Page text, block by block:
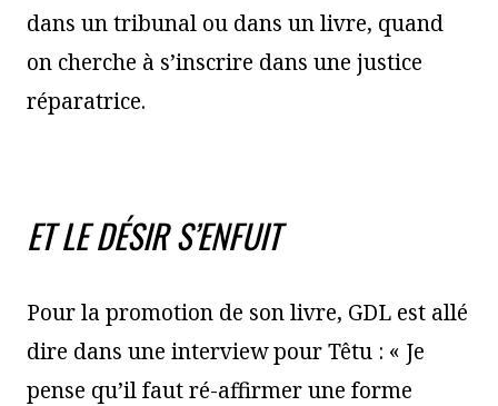
dans un tribunal ou dans un livre, quand
on cherche à s’inscrire dans une justice
réparatrice.
ET LE DÉSIR S’ENFUIT
Pour la promotion de son livre, GDL est allé
dire dans une interview pour Têtu : « Je
pense qu’il faut ré-affirmer une forme